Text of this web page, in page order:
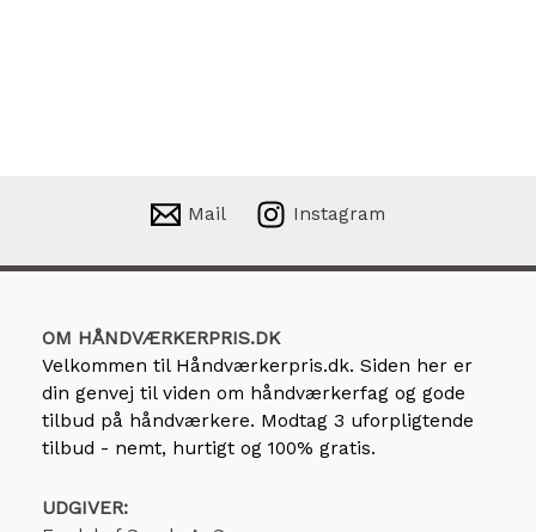
Mail Instagram
OM HÅNDVÆRKERPRIS.DK
Velkommen til Håndværkerpris.dk. Siden her er
din genvej til viden om håndværkerfag og gode
tilbud på håndværkere. Modtag 3 uforpligtende
tilbud - nemt, hurtigt og 100% gratis.
UDGIVER: